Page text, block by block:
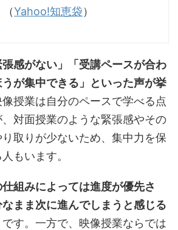
Yahoo!知恵袋）
張感がない」「受講ペースが合わ
が集中できる」といった声が挙
像授業は自分のペースで学べる点
対面授業のような緊張感やその
取りが少ないため、集中力を保
もいます。
組みによっては進度が優先さ
まま次に進んでしまうと感じる
です。一方で、映像授業ならでは